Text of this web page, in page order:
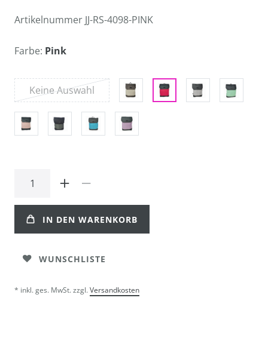
Artikelnummer JJ-RS-4098-PINK
Farbe: Pink
Keine Auswahl
IN DEN WARENKORB
WUNSCHLISTE
* inkl. ges. MwSt. zzgl.Versandkosten